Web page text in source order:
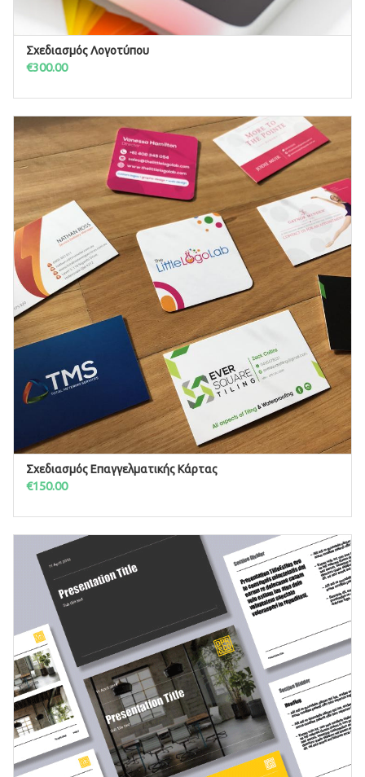
ΠΡΟΣΘΉΚΗ ΣΤΟ ΚΑΛΆΘΙ
Σχεδιασμός Λογοτύπου
€300.00
ΠΡΟΣΘΉΚΗ ΣΤΟ ΚΑΛΆΘΙ
Σχεδιασμός Επαγγελματικής Κάρτας
€150.00